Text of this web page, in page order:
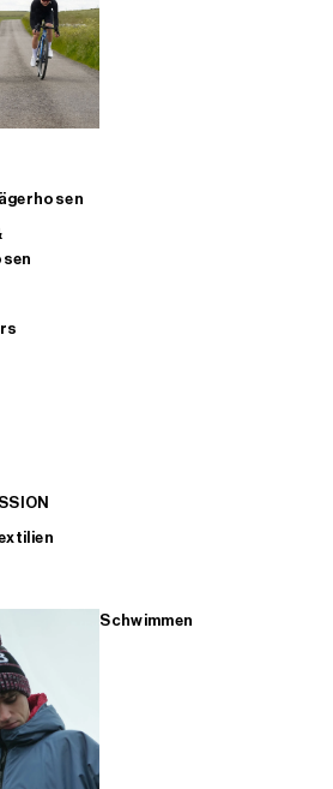
Schwimmen
FÜR MÄNNER KAUFEN